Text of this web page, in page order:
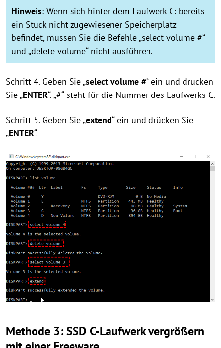
Hinweis: Wenn sich hinter dem Laufwerk C: bereits
ein Stück nicht zugewiesener Speicherplatz
befindet, müssen Sie die Befehle „select volume #“
und „delete volume“ nicht ausführen.
Schritt 4. Geben Sie „select volume #“ ein und drücken
Sie „ENTER“. „#“ steht für die Nummer des Laufwerks C.
Schritt 5. Geben Sie „extend“ ein und drücken Sie
„ENTER“.
Methode 3: SSD C-Laufwerk vergrößern